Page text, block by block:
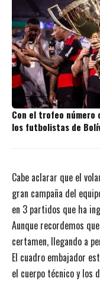
Con el trofeo número
los futbolistas de
Cabe aclarar que el
gran campaña del
en 3 partidos que ha
Aunque recordemos
certamen, llegando a
El cuadro embajador
el cuerpo técnico y los